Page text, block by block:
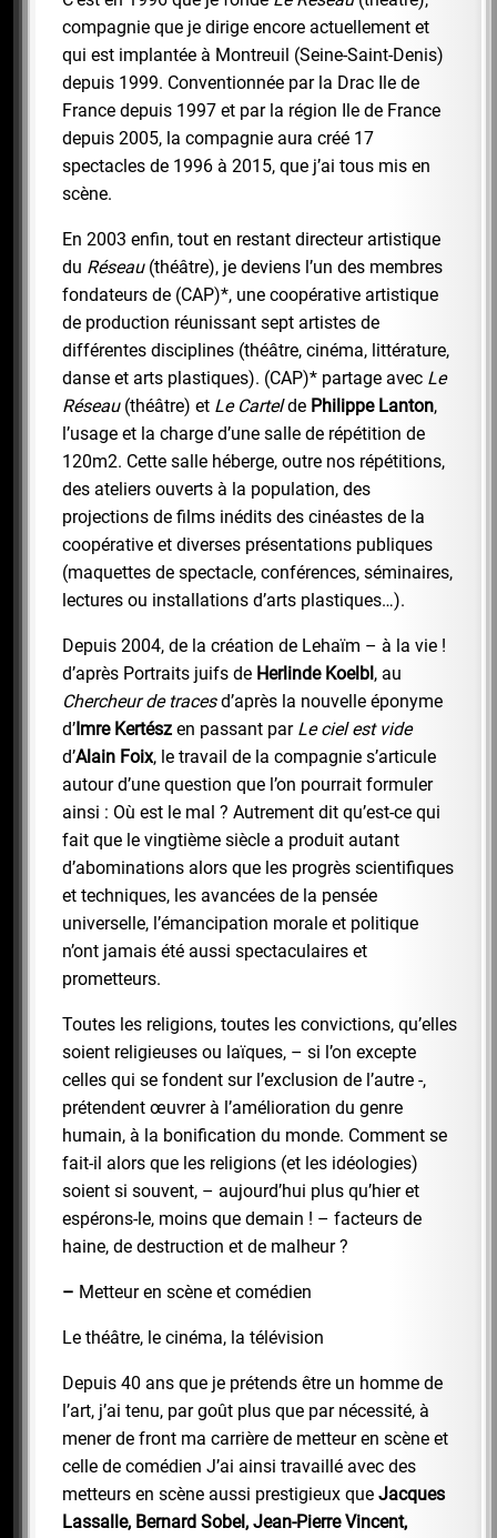
compagnie que je dirige encore actuellement et
qui est implantée à Montreuil (Seine-Saint-Denis)
depuis 1999. Conventionnée par la Drac Ile de
France depuis 1997 et par la région Ile de France
depuis 2005, la compagnie aura créé 17
spectacles de 1996 à 2015, que j’ai tous mis en
scène.
En 2003 enfin, tout en restant directeur artistique
du Réseau(théâtre), je deviens l’un des membres
fondateurs de (CAP)*, une coopérative artistique
de production réunissant sept artistes de
différentes disciplines (théâtre, cinéma, littérature,
danse et arts plastiques). (CAP)* partage avec Le
Réseau(théâtre) et Le Cartelde Philippe Lanton,
l’usage et la charge d’une salle de répétition de
120m2. Cette salle héberge, outre nos répétitions,
des ateliers ouverts à la population, des
projections de films inédits des cinéastes de la
coopérative et diverses présentations publiques
(maquettes de spectacle, conférences, séminaires,
lectures ou installations d’arts plastiques…).
Depuis 2004, de la création de Lehaïm – à la vie !
d’après Portraits juifs de Herlinde Koelbl , au
Chercheur de tracesd’après la nouvelle éponyme
d’ Imre Kertész en passant par Le ciel est vide
d’Alain Foix, le travail de la compagnie s’articule
autour d’une question que l’on pourrait formuler
ainsi : Où est le mal ? Autrement dit qu’est-ce qui
fait que le vingtième siècle a produit autant
d’abominations alors que les progrès scientifiques
et techniques, les avancées de la pensée
universelle, l’émancipation morale et politique
n’ont jamais été aussi spectaculaires et
prometteurs.
Toutes les religions, toutes les convictions, qu’elles
soient religieuses ou laïques, – si l’on excepte
celles qui se fondent sur l’exclusion de l’autre -,
prétendent œuvrer à l’amélioration du genre
humain, à la bonification du monde. Comment se
fait-il alors que les religions (et les idéologies)
soient si souvent, – aujourd’hui plus qu’hier et
espérons-le, moins que demain ! – facteurs de
haine, de destruction et de malheur ?
– Metteur en scène et comédien
Le théâtre, le cinéma, la télévision
Depuis 40 ans que je prétends être un homme de
l’art, j’ai tenu, par goût plus que par nécessité, à
mener de front ma carrière de metteur en scène et
celle de comédien J’ai ainsi travaillé avec des
metteurs en scène aussi prestigieux que Jacques
Lassalle, Bernard Sobel, Jean-Pierre Vincent,